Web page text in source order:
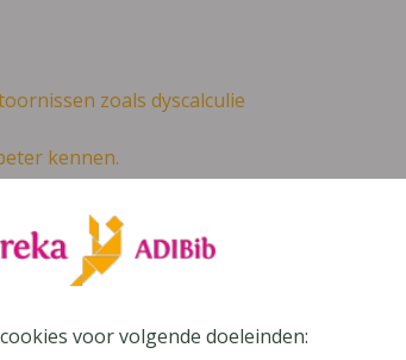
zoals dyscalculie
kennen.
lees meer over thema's als redelijke
voor volgende doeleinden: